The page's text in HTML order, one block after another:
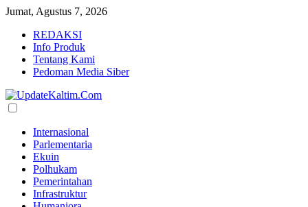
Jumat, Agustus 7, 2026
REDAKSI
Info Produk
Tentang Kami
Pedoman Media Siber
Internasional
Parlementaria
Ekuin
Polhukam
Pemerintahan
Infrastruktur